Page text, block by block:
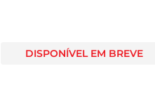
DISPONÍVEL EM BREVE